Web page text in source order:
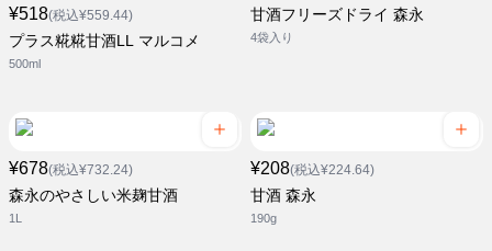
¥518(税込¥559.44)
プラス糀糀甘酒LL マルコメ
500ml
甘酒フリーズドライ 森永
4袋入り
¥678(税込¥732.24)
森永のやさしい米麹甘酒
1L
¥208(税込¥224.64)
甘酒 森永
190g